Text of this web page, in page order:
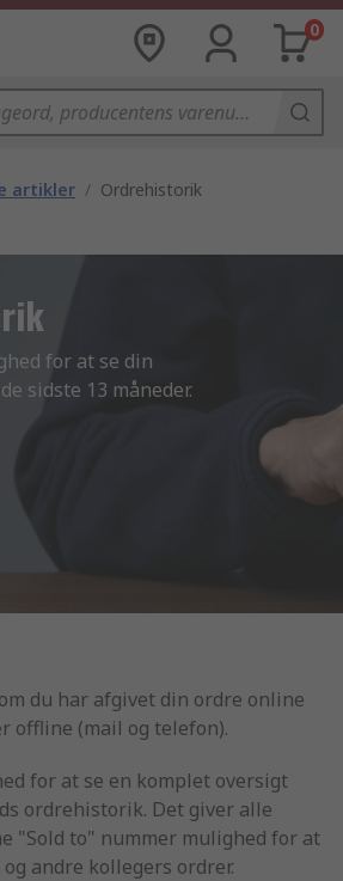
0
artikler / Ordrehistorik
for at se din
sidste 13 måneder.
du har afgivet din ordre online
offline (mail og telefon).
for at se en komplet oversigt
ordrehistorik. Det giver alle
"Sold to" nummer mulighed for at
andre kollegers ordrer.